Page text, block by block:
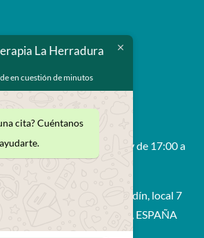
a Viernes 9:00 a 14:00 y de 17:00 a
Moreno, edif. Bahía Jardín, local 7
(Amuñecar - Granada), ESPAÑA
La Herradura
en cuestión de minutos
cita? Cuéntanos